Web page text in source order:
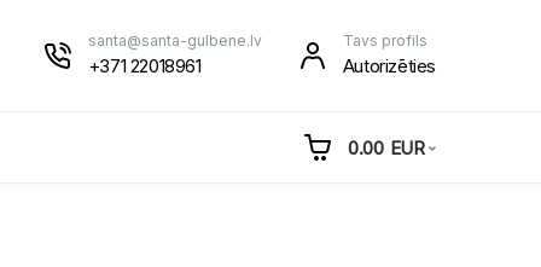
santa@santa-gulbene.lv
+371 22018961
Tavs profils
Autorizēties
0.00 EUR